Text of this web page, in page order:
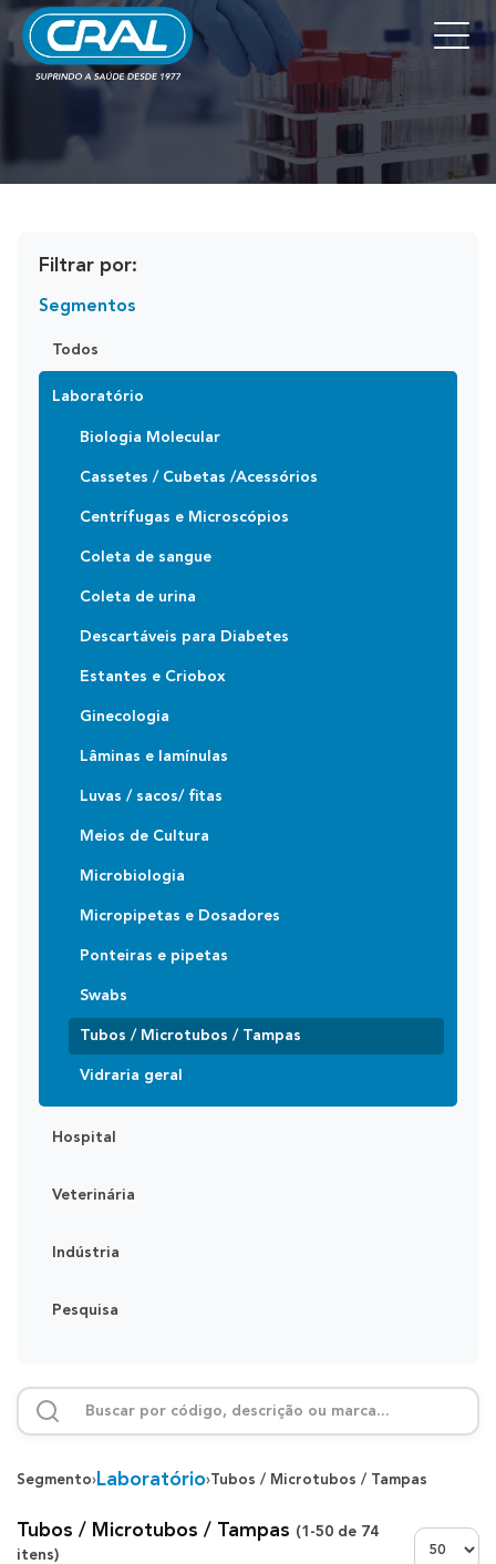
Filtrar por:
Segmentos
Todos
Laboratório
Biologia Molecular
Cassetes / Cubetas /Acessórios
Centrífugas e Microscópios
Coleta de sangue
Coleta de urina
Descartáveis para Diabetes
Estantes e Criobox
Ginecologia
Lâminas e lamínulas
Luvas / sacos/ fitas
Meios de Cultura
Microbiologia
Micropipetas e Dosadores
Ponteiras e pipetas
Swabs
Tubos / Microtubos / Tampas
Vidraria geral
Hospital
Veterinária
Indústria
Pesquisa
Segmento› Laboratório›Tubos / Microtubos / Tampas
Tubos / Microtubos / Tampas (1-50 de 74
itens)
Exibir: